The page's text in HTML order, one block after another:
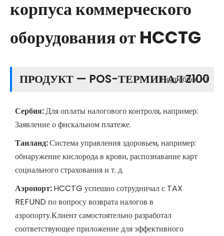
корпуса коммерческого
оборудования от HCCTG
ПРОДУКТ — POS-ТЕРМИНАЛ Z100
Подробнее >>
Сербия:Для оплаты налогового контроля, например:
Заявление о фискальном платеже.
Таиланд:Система управления здоровьем, например:
обнаружение кислорода в крови, распознавание карт
социального страхования и т. д.
Аэропорт:HCCTG успешно сотрудничал с TAX
REFUND по вопросу возврата налогов в
аэропорту.Клиент самостоятельно разработал
соответствующее приложение для эффективного